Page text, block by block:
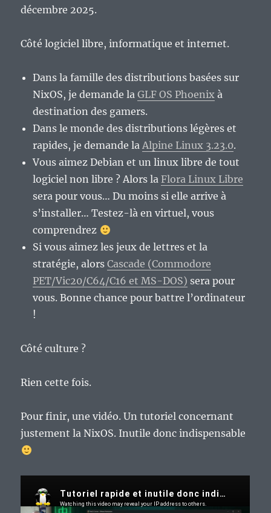
décembre 2025.
Côté logiciel libre, informatique et internet.
Dans la famille des distributions basées sur
NixOS, je demande laGLF OS Phoenix à
destination des gamers.
Dans le monde des distributions légères et
rapides, je demande laAlpine Linux 3.23.0.
Vous aimez Debian et un linux libre de tout
logiciel non libre ? Alors laFlora Linux Libre
sera pour vous… Du moins si elle arrive à
s’installer… Testez-là en virtuel, vous
comprendrez
Si vous aimez les jeux de lettres et la
stratégie, alorsCascade (Commodore
PET/Vic20/C64/C16 et MS-DOS) sera pour
vous. Bonne chance pour battre l’ordinateur
!
Côté culture ?
Rien cette fois.
Pour finir, une vidéo. Un tutoriel concernant
justement la NixOS. Inutile donc indispensable